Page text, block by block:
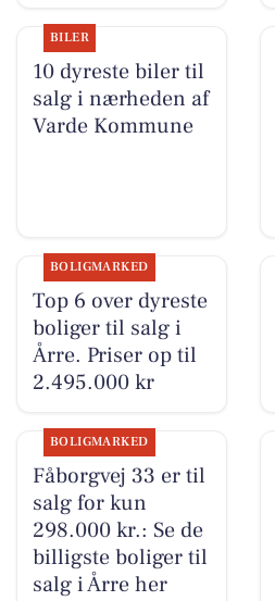
BILER
10 dyreste biler til
salg i nærheden af
Varde Kommune
BOLIGMARKED
Top 6 over dyreste
boliger til salg i
Årre. Priser op til
2.495.000 kr
BOLIGMARKED
Fåborgvej 33 er til
salg for kun
298.000 kr.: Se de
billigste boliger til
salg i Årre her